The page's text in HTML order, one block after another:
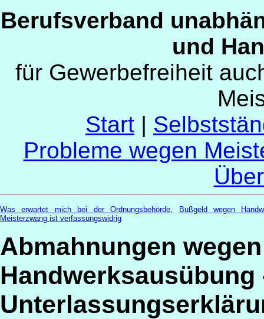
Berufsverband
und
für Gewerbefreiheit
Start |
Probleme wegen
Was erwartet mich bei der Ordnungsbehörde
Bußgeld wegen
Meisterzwang ist verfassungswidrig
Abmahnungen
Handwerksausübung